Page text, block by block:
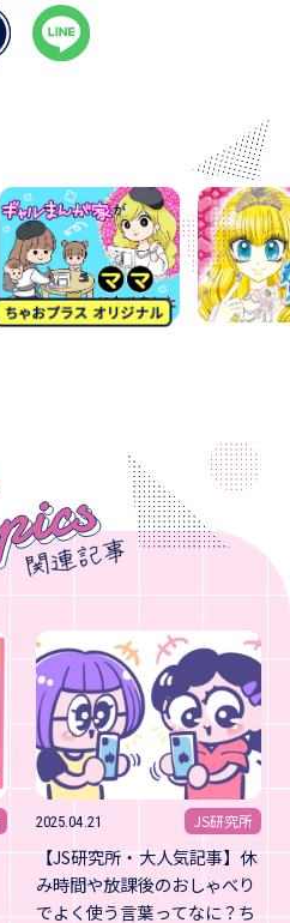
2025.04.21 JS研究所
【JS研究所・大人気記事】休
み時間や放課後のおしゃべり
でよく使う言葉ってなに？ち